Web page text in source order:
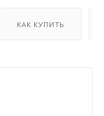
КАК КУПИТЬ